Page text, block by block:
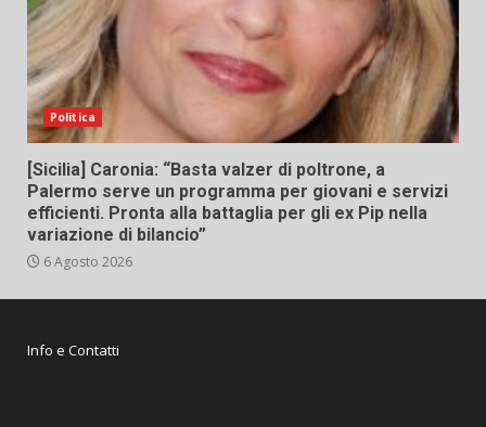
Politica
[Sicilia] Caronia: “Basta valzer di poltrone, a
Palermo serve un programma per giovani e servizi
efficienti. Pronta alla battaglia per gli ex Pip nella
variazione di bilancio”
6 Agosto 2026
Info e Contatti